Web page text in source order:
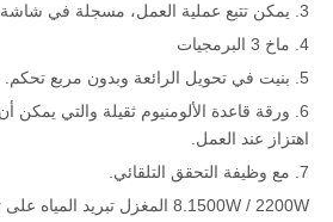
3. يمكن تتبع عملية العمل، مسجلة في شاشة LCD الرقمية تلقائيا.
4. ماخ 3 البرمجيات
5. بنيت في تحويل الرائعة وبدون مربع تحكم.
6. ورقة قاعدة الألومنيوم ثقيلة والتي
اهتزاز عند العمل.
7. مع وظيفة التحقق التلقائي.
8.1500W / 2200W المغزل تبريد المياه على تردد لاختيارك.